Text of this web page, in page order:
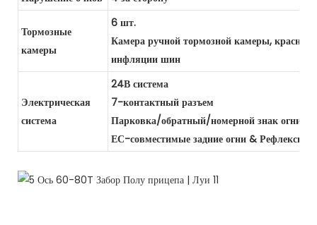
Тормозные
камеры
6 шт.
Камера ручной тормозной камеры,
инфляции шин
Электрическая
система
24В система
7-контактный разъем
Парковка/обратный/номерной знак огни
ЕС-совместимые задние огни &